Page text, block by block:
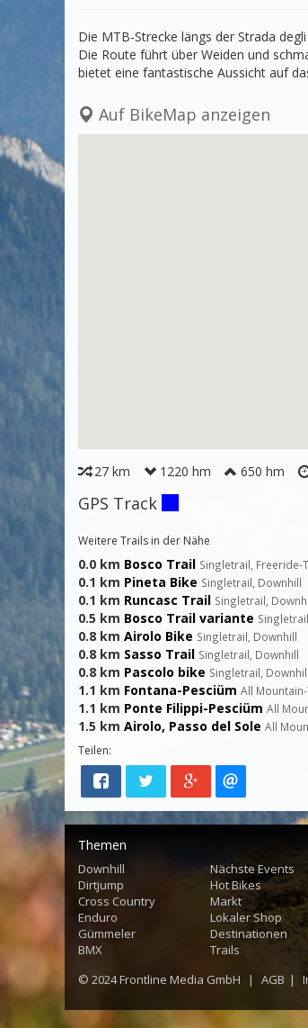
Die MTB-Strecke längs der Strada
Die Route führt über Weiden und
bietet eine fantastische Aussicht auf
Auf BikeMap anzeigen
27 km 1220 hm 650 hm
GPS Track
Weitere Trails in der Nähe
0.0 km Bosco Trail Singletrail, Freeride-
0.1 km Pineta Bike Singletrail, Downhill
0.1 km Runcasc Trail Singletrail,
0.5 km Bosco Trail variante
0.8 km Airolo Bike Singletrail, Downhill
0.8 km Sasso Trail Singletrail, Downhill
0.8 km Pascolo bike Singletrail, Downhill
1.1 km Fontana-Pesciüm All
1.1 km Ponte Filippi-Pesciüm All
1.5 km Airolo, Passo del Sole All
Teilen:
Themen
Downhill
Dirtjump
Cross Country
Enduro
Gümmeler
BMX
Nächste Events
Hot Bikes
Markt
Lokaler Shop
Destinationen
Trails
© 2024Frontline Media GmbH | AGB |